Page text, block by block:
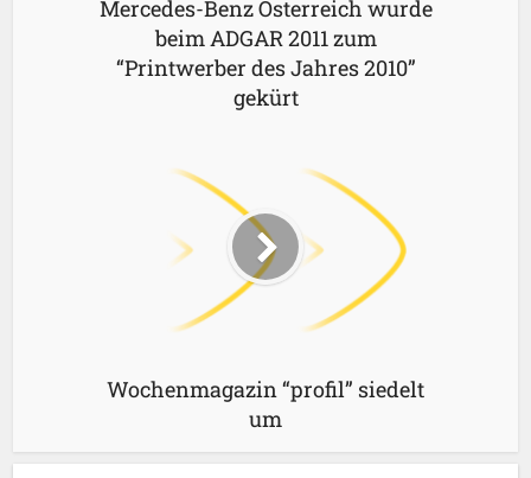
Mercedes-Benz Österreich wurde
beim ADGAR 2011 zum
“Printwerber des Jahres 2010”
gekürt
Wochenmagazin “profil” siedelt
um